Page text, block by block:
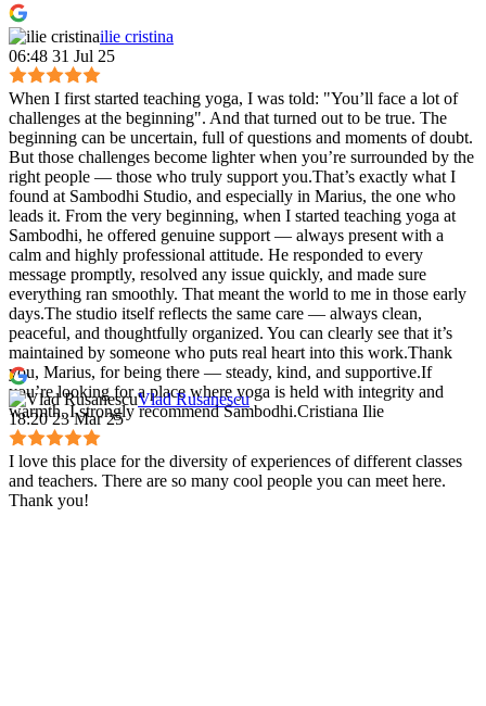
ilie cristina
06:48 31 Jul 25
When I first started teaching yoga, I was told: "You’ll face a lot of
challenges at the beginning". And that turned out to be true. The
beginning can be uncertain, full of questions and moments of doubt.
But those challenges become lighter when you’re surrounded by the
right people — those who truly support you.That’s exactly what I
found at Sambodhi Studio, and especially in Marius, the one who
leads it. From the very beginning, when I started teaching yoga at
Sambodhi, he offered genuine support — always present with a
calm and highly professional attitude. He responded to every
message promptly, resolved any issue quickly, and made sure
everything ran smoothly. That meant the world to me in those early
days.The studio itself reflects the same care — always clean,
peaceful, and thoughtfully organized. You can clearly see that it’s
maintained by someone who puts real heart into this work.Thank
you, Marius, for being there — steady, kind, and supportive.If
you’re looking for a place where yoga is held with integrity and
warmth, I strongly recommend Sambodhi.Cristiana Ilie
Vlad Rusanescu
18:20 23 Mar 25
I love this place for the diversity of experiences of different classes
and teachers. There are so many cool people you can meet here.
Thank you!